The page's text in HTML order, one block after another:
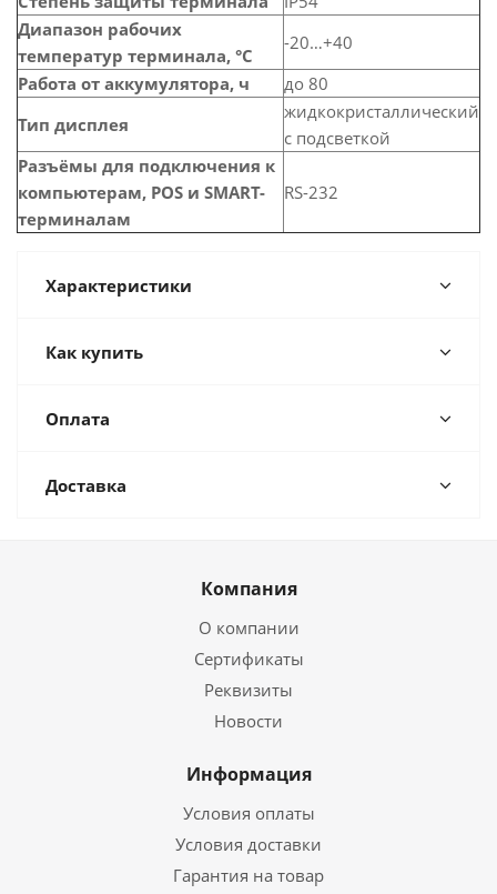
Диапазон рабочих
температур терминала, °С
-20…+40
Работа от аккумулятора, ч
до 80
Тип дисплея
жидкокристаллический
с подсветкой
Разъёмы для подключения к
компьютерам, POS и SMART-
терминалам
RS-232
Характеристики
Как купить
Оплата
Доставка
Компания
О компании
Сертификаты
Реквизиты
Новости
Информация
Условия оплаты
Условия доставки
Гарантия на товар